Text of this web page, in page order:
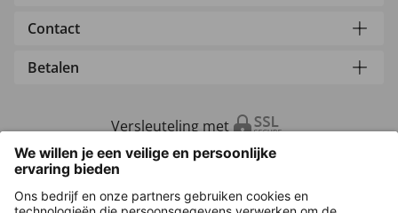
Contact
Betalen
Versleuteling met
Overige webwinkels